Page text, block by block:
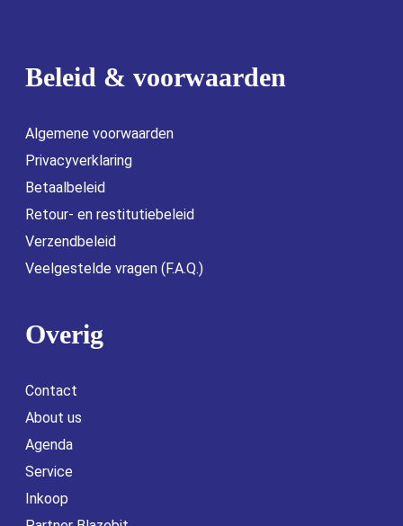
Beleid & voorwaarden
Algemene voorwaarden
Privacyverklaring
Betaalbeleid
Retour- en restitutiebeleid
Verzendbeleid
Veelgestelde vragen (F.A.Q.)
Overig
Contact
About us
Agenda
Service
Inkoop